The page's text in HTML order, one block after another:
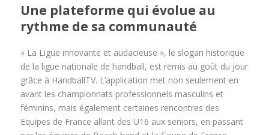
Une plateforme qui évolue au
rythme de sa communauté
« La Ligue innovante et audacieuse », le slogan historique
de la ligue nationale de handball, est remis au goût du jour
grâce à HandballTV. L’application met non seulement en
avant les championnats professionnels masculins et
féminins, mais également certaines rencontres des
Equipes de France allant des U16 aux seniors, en passant